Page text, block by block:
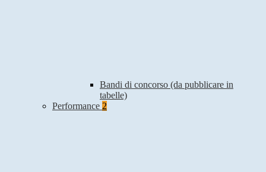
Bandi di concorso (da pubblicare in
tabelle)
Performance 2